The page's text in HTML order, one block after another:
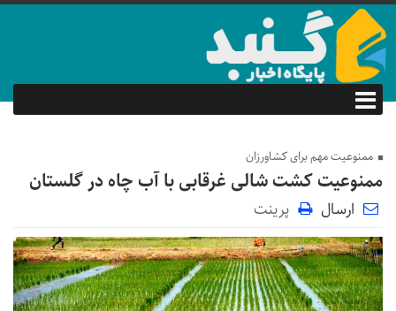
ممنوعیت مهم برای کشاورزان
ممنوعیت کشت شالی غرقابی با آب چاه در گلستان
ارسال پرینت